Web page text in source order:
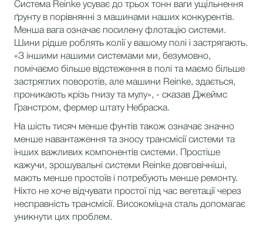
Система Reinke усуває до трьох тонн ваги ущільнення
ґрунту в порівнянні з машинами наших конкурентів.
Менша вага означає посилену флотацію системи.
Шини рідше роблять колії у вашому полі і застрягають.
«З іншими нашими системами ми, безумовно,
помічаємо більше відстеження в полі та маємо більше
застряглих поворотів, але машини Reinke, здається,
проникають крізь гнизу та мулу», - сказав Джеймс
Гранстром, фермер штату Небраска.
На шість тисяч менше фунтів також означає значно
менше навантаження та зносу трансмісії системи та
інших важливих компонентів системи. Простіше
кажучи, зрошувальні системи Reinke довговічніші,
мають менше простоїв і потребують менше ремонту.
Ніхто не хоче відчувати простої під час вегетації через
несправність трансмісії. Високоміцна сталь допомагає
уникнути цих проблем.